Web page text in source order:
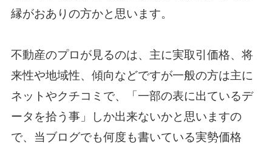
縁がおありの方かと思います。
不動産のプロが見るのは、主に実取引価格、将
来性や地域性、傾向などですが一般の方は主に
ネットやクチコミで、「一部の表に出ているデ
ータを拾う事」しか出来ないかと思いますの
で、当ブログでも何度も書いている実勢価格